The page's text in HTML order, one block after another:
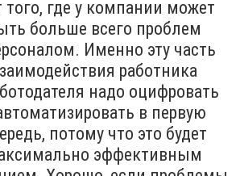
того, где у компании может
больше всего проблем
Именно эту часть
работника
надо оцифровать
в первую
потому что это будет
эффективным